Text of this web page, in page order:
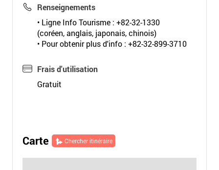
Renseignements
• Ligne Info Tourisme : +82-32-1330
(coréen, anglais, japonais, chinois)
• Pour obtenir plus d'info : +82-32-899-3710
Frais d'utilisation
Gratuit
Carte Chercher itinéraire